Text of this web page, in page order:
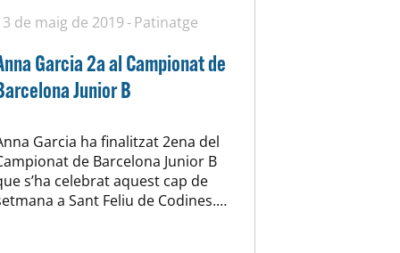
de maig de 2019 Patinatge
Garcia 2a al Campionat de
Junior B
Garcia ha finalitzat 2ena del
de Barcelona Junior B
s’ha celebrat aquest cap de
a Sant Feliu de Codines.